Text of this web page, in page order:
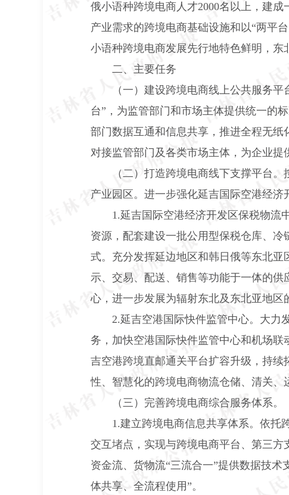
俄小语种跨境电商人才2000名以上，建成
产业需求的跨境电商基础设施和以“两平
小语种跨境电商发展先行地特色鲜明，东
二、主要任务
（一）建设跨境电商线上公共服务平
台”，为监管部门和市场主体提供统一的
部门数据互通和信息共享，推进全程无
对接监管部门及各类市场主体，为企业提
（二）打造跨境电商线下支撑平台。
产业园区。进一步强化延吉国际空港经济
1.延吉国际空港经济开发区保税物流
资源，配套建设一批公用型保税仓库、
式。充分发挥延边地区和韩日俄等东北
示、交易、配送、销售等功能于一体的
心，进一步发展为辐射东北及东北亚地区
2.延吉空港国际快件监管中心。大力
务，加快空港国际快件监管中心和机场
吉空港跨境直邮通关平台扩容升级，持
性、智慧化的跨境电商物流仓储、清关、
（三）完善跨境电商综合服务体系。
1.建立跨境电商信息共享体系。依托
交互堵点，实现与跨境电商平台、第三方
资金流、货物流“三流合一”提供数据技
体共享、全流程使用”。